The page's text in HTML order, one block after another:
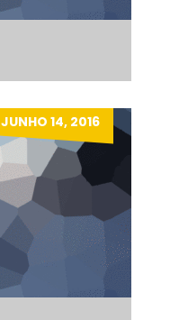
JUNHO 14, 2016